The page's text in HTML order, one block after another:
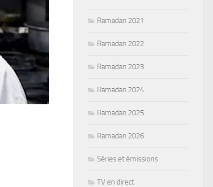
Ramadan 2021
Ramadan 2022
Ramadan 2023
Ramadan 2024
Ramadan 2025
Ramadan 2026
Séries et émissions
TV en direct